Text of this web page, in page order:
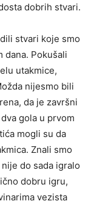
dobrih stvari.
stvari koje smo
dana. Pokušali
utakmice,
nijesmo bili
da je završni
gola u prvom
mogli su da
Znali smo
do sada igralo
dobru igru,
vezista